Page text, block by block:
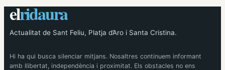
elridaura
Actualitat de Sant Feliu, Platja d’Aro i Santa Cristina.
Hi ha qui busca silenciar mitjans. Nosaltres continuem informant
amb llibertat, independència i proximitat. Els obstacles no ens